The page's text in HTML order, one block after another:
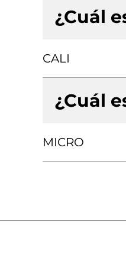
¿Cuál
CALI
¿Cuál
MICRO